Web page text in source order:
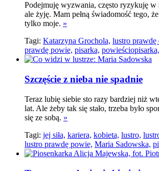
Podejmuję wyzwania, często ryzykuję w
ale żyję. Mam pełną świadomość tego,
tylko moje. »
Tagi: Katarzyna Grochola, lustro prawdę
prawdę powie, pisarka, powieściopisarka,
Szczęście z nieba nie spadnie
Teraz lubię siebie sto razy bardziej niż
lat. Ale żeby tak się stało, trzeba było
się ze sobą. »
Tagi: jej siła, kariera, kobieta, lustro,
lustro prawdę powie, Maria Sadowska,